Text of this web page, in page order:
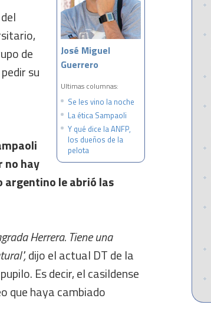
José Miguel
Guerrero
Ultimas columnas:
Se les vino la noche
La ética Sampaoli
Y qué dice la ANFP,
los dueños de la
pelota
de
su
no hay
argentino le abrió las
Herrera. Tiene una
dijo el actual DT de la
Es decir, el casildense
que haya cambiado